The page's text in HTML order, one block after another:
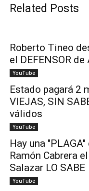
Related Posts
Roberto Tineo
el DEFENSOR
YouTube
Estado pagará 2
VIEJAS, SIN
válidos
YouTube
Hay una
Ramón Cabrera
Salazar LO SABE
YouTube